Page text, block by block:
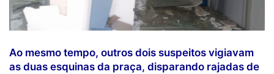
Ao mesmo tempo, outros dois suspeitos vigiavam
as duas esquinas da praça, disparando rajadas de